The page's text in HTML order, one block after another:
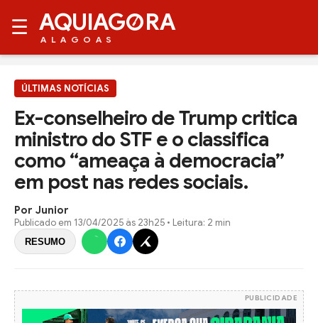
☰ AQUIAG RA
ALAGOAS
ÚLTIMAS NOTÍCIAS
Ex-conselheiro de Trump critica
ministro do STF e o classifica
como “ameaça à democracia”
em post nas redes sociais.
Por Junior
Publicado em 13/04/2025 às 23h25 • Leitura: 2 min
RESUMO
PUBLICIDADE